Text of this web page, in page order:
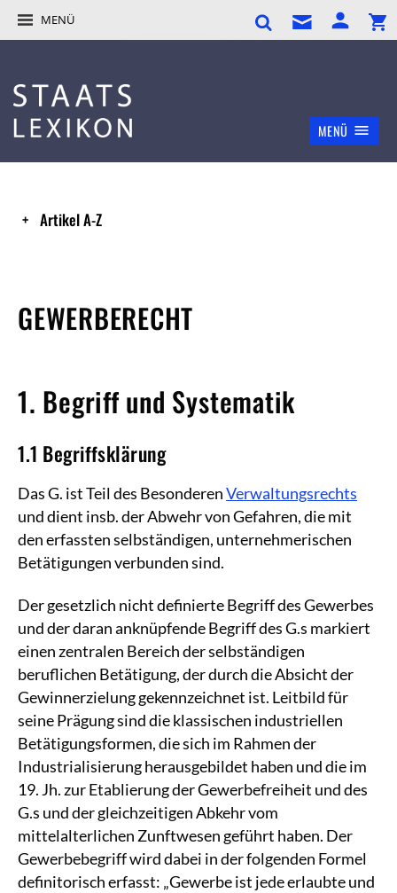
MENÜ
MENÜ
Artikel A-Z
GEWERBERECHT
1. Begriff und Systematik
1.1 Begriffsklärung
Das G. ist Teil des BesonderenVerwaltungsrechts
und dient insb. der Abwehr von Gefahren, die mit
den erfassten selbständigen, unternehmerischen
Betätigungen verbunden sind.
Der gesetzlich nicht definierte Begriff des Gewerbes
und der daran anknüpfende Begriff des G.s markiert
einen zentralen Bereich der selbständigen
beruflichen Betätigung, der durch die Absicht der
Gewinnerzielung gekennzeichnet ist. Leitbild für
seine Prägung sind die klassischen industriellen
Betätigungsformen, die sich im Rahmen der
Industrialisierung herausgebildet haben und die im
19. Jh. zur Etablierung der Gewerbefreiheit und des
G.s und der gleichzeitigen Abkehr vom
mittelalterlichen Zunftwesen geführt haben. Der
Gewerbebegriff wird dabei in der folgenden Formel
definitorisch erfasst: „Gewerbe ist jede erlaubte und